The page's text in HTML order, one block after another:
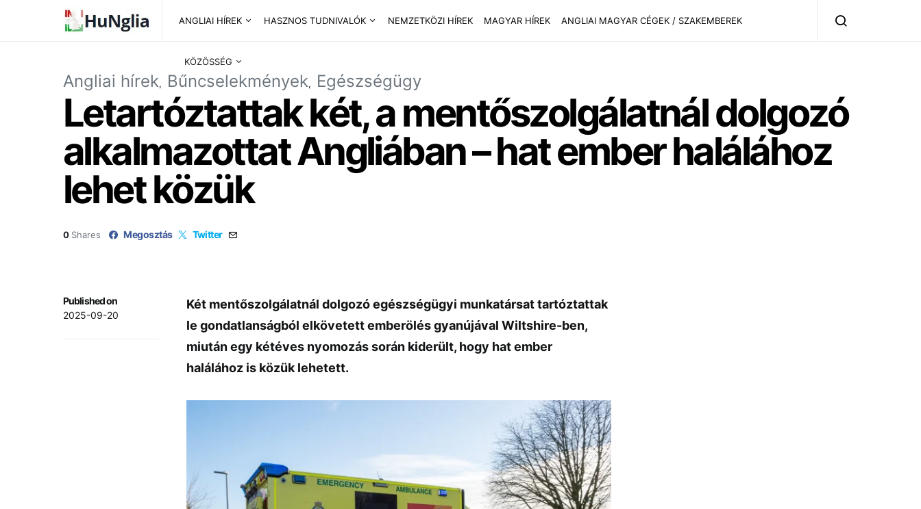
ANGLIAI HÍREK HASZNOS TUDNIVALÓK NEMZETKÖZI HÍREK MAGYAR HÍREK ANGLIAI MAGYAR CÉGEK / SZAKEMBEREK
KÖZÖSSÉG
Angliai hírek Bűncselekmények Egészségügy
Letartóztattak két, a mentőszolgálatnál dolgozó
alkalmazottat Angliában – hat ember halálához
lehet közük
0 Shares Megosztás Twitter
Published on
2025-09-20
Két mentőszolgálatnál dolgozó egészségügyi munkatársat tartóztattak
le gondatlanságból elkövetett emberölés gyanújával Wiltshire-ben,
miután egy kétéves nyomozás során kiderült, hogy hat ember
halálához is közük lehetett.